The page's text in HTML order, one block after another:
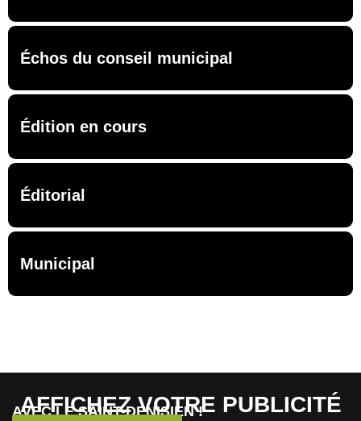
Échos du conseil municipal
Édition en cours
Éditorial
Municipal
AFFICHEZ VOTRE PUBLICITÉ
AVEC LE SAINT-DENISIEN !